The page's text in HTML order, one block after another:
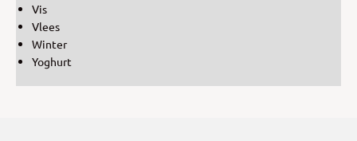
Vis
Vlees
Winter
Yoghurt